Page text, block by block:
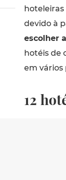
devido à
escolher
hotéis de
em vários
12